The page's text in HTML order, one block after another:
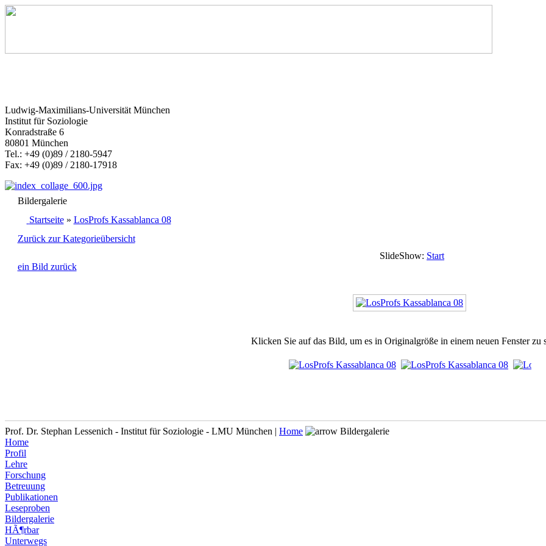
Ludwig-Maximilians-Universität München
Institut für Soziologie
Konradstraße 6
80801 München
Tel.: +49 (0)89 / 2180-5947
Fax: +49 (0)89 / 2180-17918
Bildergalerie
Startseite» LosProfs Kassablanca 08
Zurück zur Kategorieübersicht
SlideShow: Start
ein Bild zurück
Klicken Sie auf das Bild, um es in Originalgröße in einem neuen Fenster zu
Prof. Dr. Stephan Lessenich - Institut für Soziologie - LMU München | Home
Bildergalerie
Home
Profil
Lehre
Forschung
Betreuung
Publikationen
Leseproben
Bildergalerie
HÃ¶rbar
Unterwegs